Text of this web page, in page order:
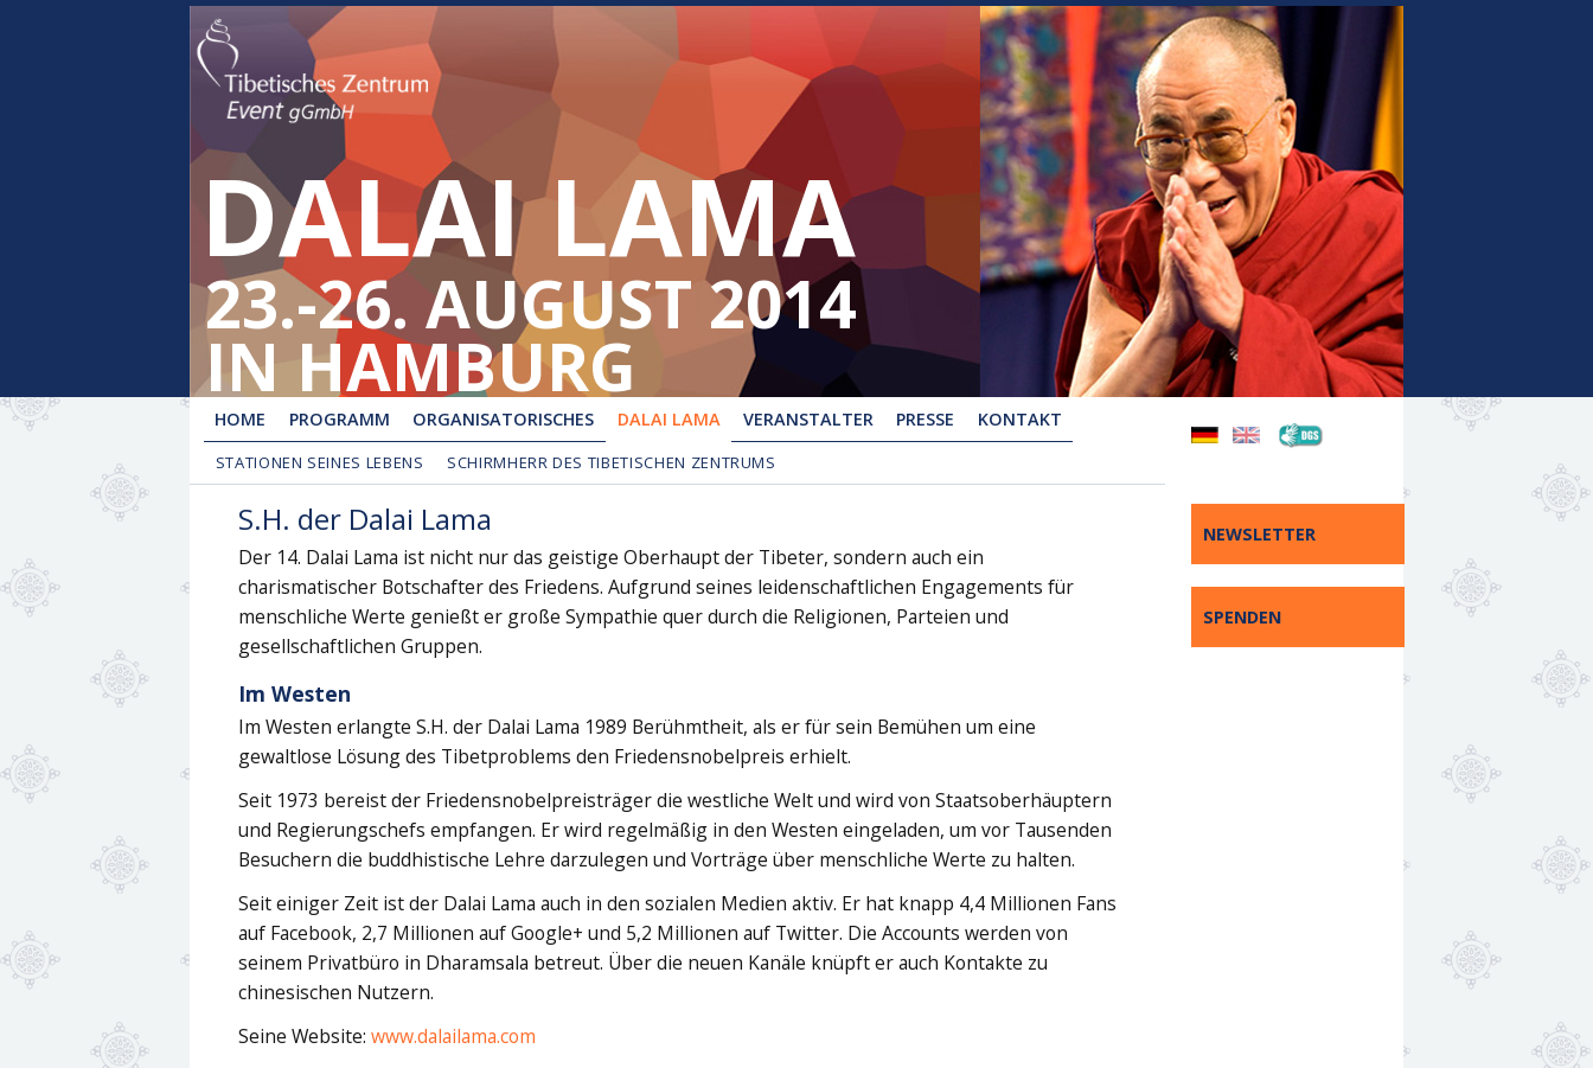
DALAI LAMA
23.-26. AUGUST 2014
IN HAMBURG
HOME PROGRAMM ORGANISATORISCHES DALAI LAMA
STATIONEN SEINES LEBENS SCHIRMHERR DES TIBETISCHEN ZENTRUMS
VERANSTALTER PRESSE KONTAKT
NEWSLETTER
SPENDEN
S.H. der Dalai Lama
Der 14. Dalai Lama ist nicht nur das geistige Oberhaupt der Tibeter, sondern auch ein
charismatischer Botschafter des Friedens. Aufgrund seines leidenschaftlichen Engagements für
menschliche Werte genießt er große Sympathie quer durch die Religionen, Parteien und
gesellschaftlichen Gruppen.
Im Westen
Im Westen erlangte S.H. der Dalai Lama 1989 Berühmtheit, als er für sein Bemühen um eine
gewaltlose Lösung des Tibetproblems den Friedensnobelpreis erhielt.
Seit 1973 bereist der Friedensnobelpreisträger die westliche Welt und wird von Staatsoberhäuptern
und Regierungschefs empfangen. Er wird regelmäßig in den Westen eingeladen, um vor Tausenden
Besuchern die buddhistische Lehre darzulegen und Vorträge über menschliche Werte zu halten.
Seit einiger Zeit ist der Dalai Lama auch in den sozialen Medien aktiv. Er hat knapp 4,4 Millionen Fans
auf Facebook, 2,7 Millionen auf Google+ und 5,2 Millionen auf Twitter. Die Accounts werden von
seinem Privatbüro in Dharamsala betreut. Über die neuen Kanäle knüpft er auch Kontakte zu
chinesischen Nutzern.
Seine Website: www.dalailama.com